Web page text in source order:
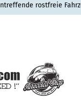
rostfreie